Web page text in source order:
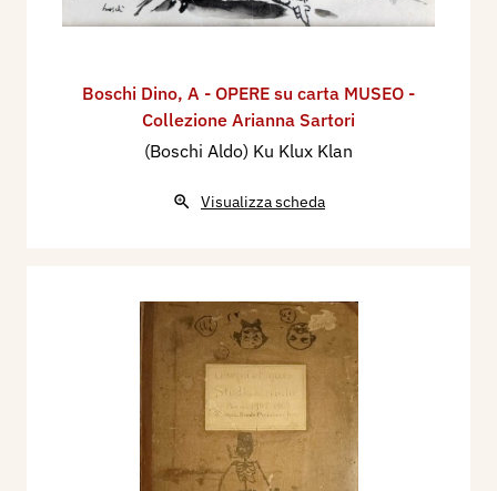
Boschi Dino, A - OPERE su carta MUSEO -
Collezione Arianna Sartori
(Boschi Aldo) Ku Klux Klan
Visualizza scheda